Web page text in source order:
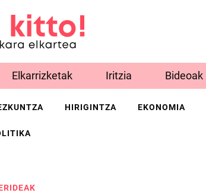
Elkarrizketak Iritzia Bideoak
HIRIGINTZA EKONOMIA